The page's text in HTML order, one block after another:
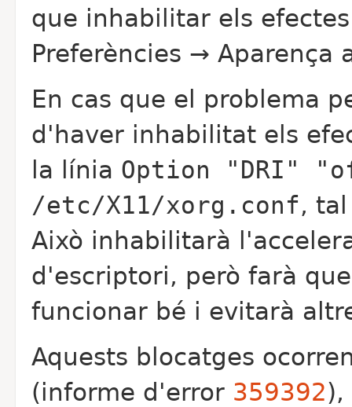
que inhabilitar els
Preferències →
En cas que el problema
d'haver inhabilitat els
la línia Option "DRI"
/etc/X11/xorg.conf,
Això inhabilitarà
d'escriptori, però farà
funcionar bé i evitarà
Aquests blocatges
(informe d'error 359392),